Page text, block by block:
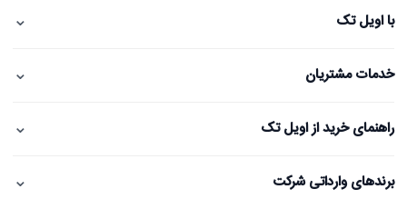
با اویل تک ⌄
خدمات مشتریان ⌄
راهنمای خرید از اویل تک ⌄
برندهای وارداتی شرکت ⌄